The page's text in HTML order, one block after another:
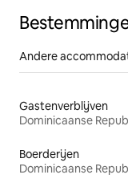
Andere
Gastenverblijven
Dominicaanse
Boerderijen
Dominicaanse